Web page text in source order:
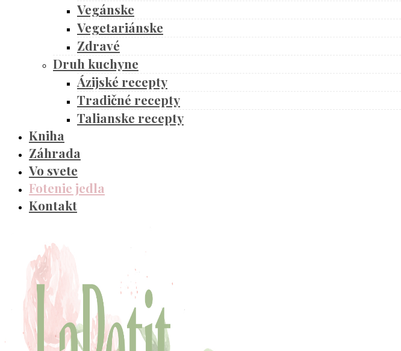
Vegánske
Vegetariánske
Zdravé
Druh kuchyne
Ázijské recepty
Tradičné recepty
Talianske recepty
Kniha
Záhrada
Vo svete
Fotenie jedla
Kontakt